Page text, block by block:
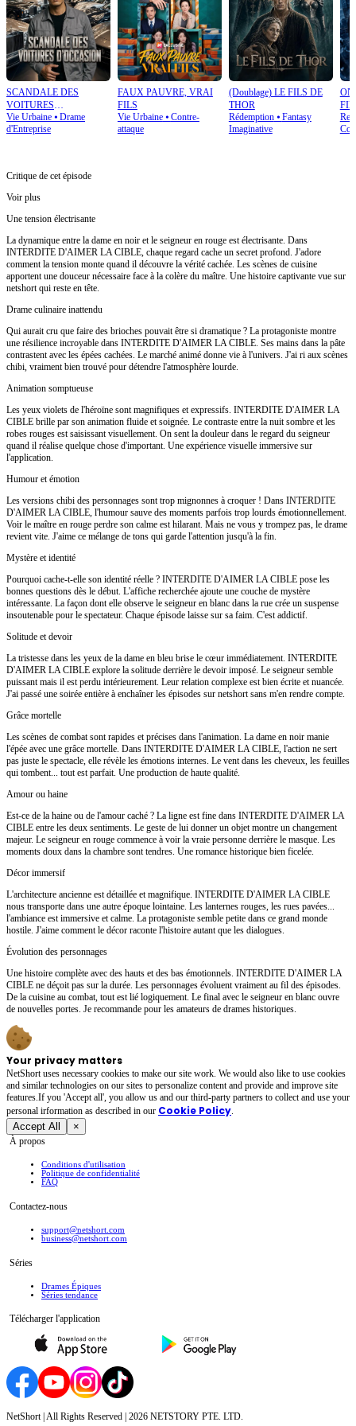
SCANDALE DES
VOITURES
D’OCCASION
Vie Urbaine ⦁ Drame
d'Entreprise
FAUX PAUVRE, VRAI
FILS
Vie Urbaine⦁ Contre-
attaque
(Doublage) LE FILS DE
THOR
Rédemption⦁ Fantasy
Imaginative
Critique de cet épisode
Voir plus
Une tension électrisante
La dynamique entre la dame en noir et le seigneur en rouge est électrisante. Dans
INTERDITE D'AIMER LA CIBLE, chaque regard cache un secret profond. J'adore
comment la tension monte quand il découvre la vérité cachée. Les scènes de cuisine
apportent une douceur nécessaire face à la colère du maître. Une histoire captivante vue sur
netshort qui reste en tête.
Drame culinaire inattendu
Qui aurait cru que faire des brioches pouvait être si dramatique ? La protagoniste montre
une résilience incroyable dans INTERDITE D'AIMER LA CIBLE. Ses mains dans la pâte
contrastent avec les épées cachées. Le marché animé donne vie à l'univers. J'ai ri aux scènes
chibi, vraiment bien trouvé pour détendre l'atmosphère lourde.
Animation somptueuse
Les yeux violets de l'héroïne sont magnifiques et expressifs. INTERDITE D'AIMER LA
CIBLE brille par son animation fluide et soignée. Le contraste entre la nuit sombre et les
robes rouges est saisissant visuellement. On sent la douleur dans le regard du seigneur
quand il réalise quelque chose d'important. Une expérience visuelle immersive sur
l'application.
Humour et émotion
Les versions chibi des personnages sont trop mignonnes à croquer ! Dans INTERDITE
D'AIMER LA CIBLE, l'humour sauve des moments parfois trop lourds émotionnellement.
Voir le maître en rouge perdre son calme est hilarant. Mais ne vous y trompez pas, le drame
revient vite. J'aime ce mélange de tons qui garde l'attention jusqu'à la fin.
Mystère et identité
Pourquoi cache-t-elle son identité réelle ? INTERDITE D'AIMER LA CIBLE pose les
bonnes questions dès le début. L'affiche recherchée ajoute une couche de mystère
intéressante. La façon dont elle observe le seigneur en blanc dans la rue crée un suspense
insoutenable pour le spectateur. Chaque épisode laisse sur sa faim. C'est addictif.
Solitude et devoir
La tristesse dans les yeux de la dame en bleu brise le cœur immédiatement. INTERDITE
D'AIMER LA CIBLE explore la solitude derrière le devoir imposé. Le seigneur semble
puissant mais il est perdu intérieurement. Leur relation complexe est bien écrite et nuancée.
J'ai passé une soirée entière à enchaîner les épisodes sur netshort sans m'en rendre compte.
Grâce mortelle
Les scènes de combat sont rapides et précises dans l'animation. La dame en noir manie
l'épée avec une grâce mortelle. Dans INTERDITE D'AIMER LA CIBLE, l'action ne sert
pas juste le spectacle, elle révèle les émotions internes. Le vent dans les cheveux, les feuilles
qui tombent... tout est parfait. Une production de haute qualité.
Amour ou haine
Est-ce de la haine ou de l'amour caché ? La ligne est fine dans INTERDITE D'AIMER LA
CIBLE entre les deux sentiments. Le geste de lui donner un objet montre un changement
majeur. Le seigneur en rouge commence à voir la vraie personne derrière le masque. Les
moments doux dans la chambre sont tendres. Une romance historique bien ficelée.
Décor immersif
L'architecture ancienne est détaillée et magnifique. INTERDITE D'AIMER LA CIBLE
nous transporte dans une autre époque lointaine. Les lanternes rouges, les rues pavées...
l'ambiance est immersive et calme. La protagoniste semble petite dans ce grand monde
hostile. J'aime comment le décor raconte l'histoire autant que les dialogues.
Évolution des personnages
Une histoire complète avec des hauts et des bas émotionnels. INTERDITE D'AIMER LA
CIBLE ne déçoit pas sur la durée. Les personnages évoluent vraiment au fil des épisodes.
De la cuisine au combat, tout est lié logiquement. Le final avec le seigneur en blanc ouvre
de nouvelles portes. Je recommande pour les amateurs de drames historiques.
Your privacy matters
NetShort uses necessary cookies to make our site work. We would also like to use cookies
and similar technologies on our sites to personalize content and provide and improve site
features.If you 'Accept all', you allow us and our third-party partners to collect and use your
personal irformation as described in our Cookie Policy.
Accept All ×
À propos
Conditions d'utilisation
Politique de confidentialité
FAQ
Contactez-nous
support@netshort.com
business@netshort.com
Séries
Drames Épiques
Séries tendance
Télécharger l'application
NetShort | All Rights Reserved | 2026 NETSTORY PTE. LTD.